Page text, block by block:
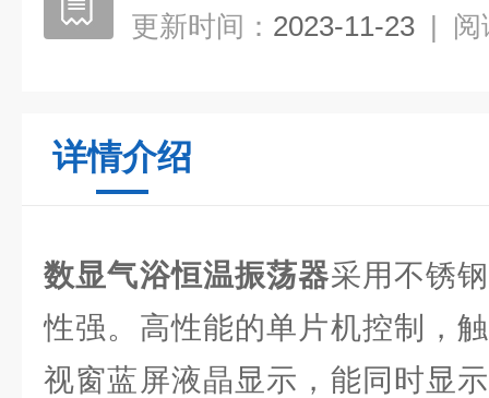
更新时间： 2023-11-23 | 阅
详情介绍
数显气浴恒温振荡器采用不锈
性强。高性能的单片机控制，
视窗蓝屏液晶显示，能同时显